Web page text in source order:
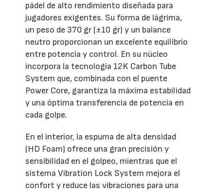
pádel de alto rendimiento diseñada para
jugadores exigentes. Su forma de lágrima,
un peso de 370 gr (±10 gr) y un balance
neutro proporcionan un excelente equilibrio
entre potencia y control. En su núcleo
incorpora la tecnología 12K Carbon Tube
System que, combinada con el puente
Power Core, garantiza la máxima estabilidad
y una óptima transferencia de potencia en
cada golpe.
En el interior, la espuma de alta densidad
(HD Foam) ofrece una gran precisión y
sensibilidad en el golpeo, mientras que el
sistema Vibration Lock System mejora el
confort y reduce las vibraciones para una